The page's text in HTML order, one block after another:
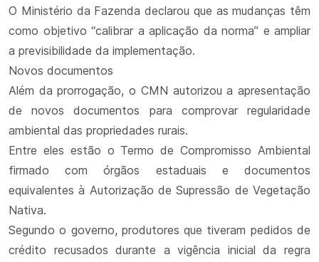
O Ministério da Fazenda declarou que as mudanças têm
como objetivo “calibrar a aplicação da norma” e ampliar
a previsibilidade da implementação.
Novos documentos
Além da prorrogação, o CMN autorizou a apresentação
de novos documentos para comprovar regularidade
ambiental das propriedades rurais.
Entre eles estão o Termo de Compromisso Ambiental
firmado com órgãos estaduais e documentos
equivalentes à Autorização de Supressão de Vegetação
Nativa.
Segundo o governo, produtores que tiveram pedidos de
crédito recusados durante a vigência inicial da regra